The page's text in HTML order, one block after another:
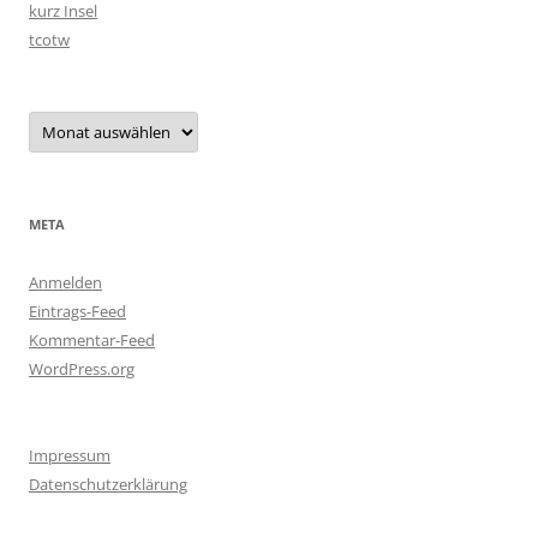
kurz Insel
tcotw
Archiv
META
Anmelden
Eintrags-Feed
Kommentar-Feed
WordPress.org
Impressum
Datenschutzerklärung